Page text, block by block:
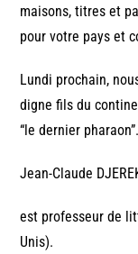
maisons, titres et
pour votre pays et
Lundi prochain,
digne fils du
“le dernier pharaon”.
Jean-Claude
est professeur de
Unis).